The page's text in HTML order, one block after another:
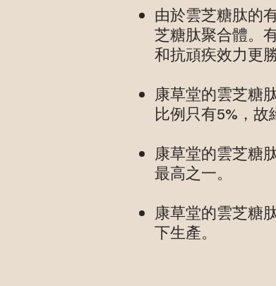
由於雲芝糖肽的
芝糖肽聚合體。
和抗頑疾效力更勝
康草堂的雲芝糖
比例只有5%，故
康草堂的雲芝糖
最高之一。
康草堂的雲芝糖
下生產。